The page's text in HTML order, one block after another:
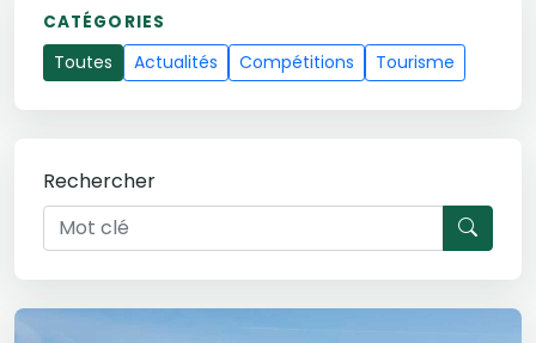
CATÉGORIES
Toutes Actualités Compétitions Tourisme
Rechercher